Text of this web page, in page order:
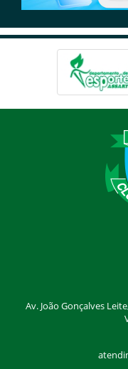
Av. João Gonçalves